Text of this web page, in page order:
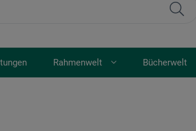
Rahmenwelt Bücherwelt